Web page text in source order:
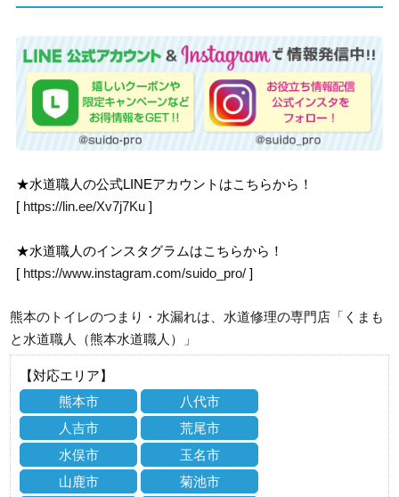
★水道職人の公式LINEアカウントはこちらから！
[ https://lin.ee/Xv7j7Ku ]
★水道職人のインスタグラムはこちらから！
[ https://www.instagram.com/suido_pro/ ]
熊本のトイレのつまり・水漏れは、水道修理の専門店「くまも
と水道職人（熊本水道職人）」
【対応エリア】
熊本市
八代市
人吉市
荒尾市
水俣市
玉名市
山鹿市
菊池市